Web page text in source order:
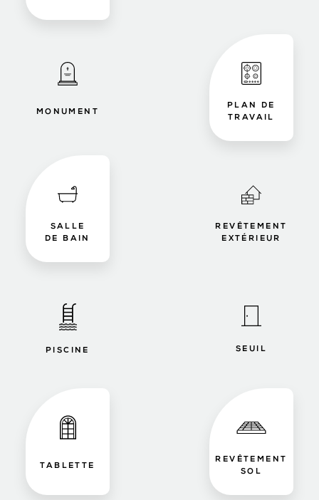
MONUMENT
PLAN DE
TRAVAIL
SALLE
DE BAIN
REVÊTEMENT
EXTÉRIEUR
PISCINE SEUIL
TABLETTE
REVÊTEMENT
SOL